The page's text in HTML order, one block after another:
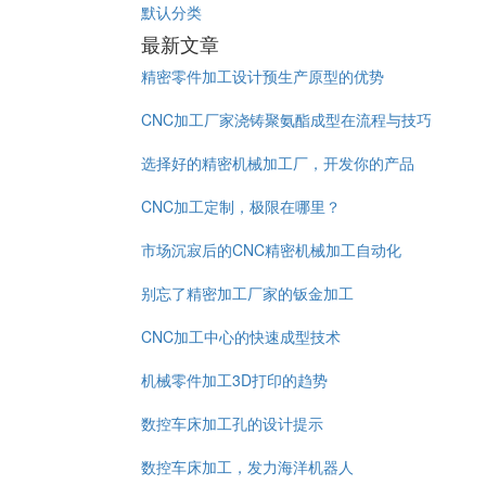
默认分类
最新文章
精密零件加工设计预生产原型的优势
CNC加工厂家浇铸聚氨酯成型在流程与技巧
选择好的精密机械加工厂，开发你的产品
CNC加工定制，极限在哪里？
市场沉寂后的CNC精密机械加工自动化
别忘了精密加工厂家的钣金加工
CNC加工中心的快速成型技术
机械零件加工3D打印的趋势
数控车床加工孔的设计提示
数控车床加工，发力海洋机器人